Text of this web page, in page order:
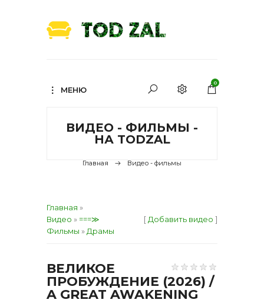
МЕНЮ
0
ВИДЕО - ФИЛЬМЫ -
НА TODZAL
Главная Видео - фильмы
Главная »
Видео » ===≫
Фильмы » Драмы
[ Добавить видео ]
ВЕЛИКОЕ
ПРОБУЖДЕНИЕ (2026) /
A GREAT AWAKENING